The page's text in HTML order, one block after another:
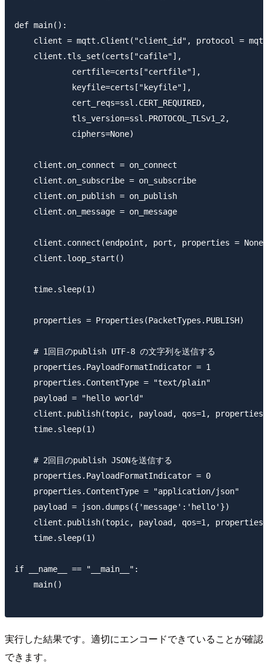
def main():
client = mqtt.Client("client_id", protocol =
    client.tls_set(certs["cafile"],
            certfile=certs["certfile"],
            keyfile=certs["keyfile"],
            cert_reqs=ssl.CERT_REQUIRED,
            tls_version=ssl.PROTOCOL_TLSv1_2,
            ciphers=None)
    client.on_connect = on_connect
    client.on_subscribe = on_subscribe
    client.on_publish = on_publish
    client.on_message = on_message
    client.connect(endpoint, port, properties = None)
    client.loop_start()
    time.sleep(1)
    properties = Properties(PacketTypes.PUBLISH)
    # 1回目のpublish UTF-8 の文字列を送信する
    properties.PayloadFormatIndicator = 1
    properties.ContentType = "text/plain"
    payload = "hello world"
client.publish(topic, payload, qos=1,
    time.sleep(1)
    # 2回目のpublish JSONを送信する
    properties.PayloadFormatIndicator = 0
    properties.ContentType = "application/json"
    payload = json.dumps({'message':'hello'})
client.publish(topic, payload, qos=1,
    time.sleep(1)
if __name__ == "__main__":
    main()
実行した結果です。適切にエンコードできていることが確認
できます。